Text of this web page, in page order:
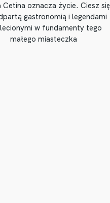
Cetina oznacza życie. Ciesz się
gastronomią i legendami
w fundamenty tego
małego miasteczka